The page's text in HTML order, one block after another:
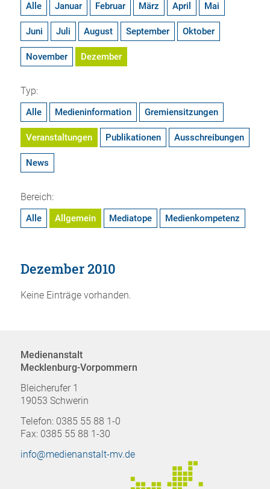
Alle Januar Februar März April Mai
Juni Juli August September Oktober
November Dezember
Typ:
Alle Medieninformation Gremiensitzungen
Veranstaltungen Publikationen Ausschreibungen
News
Bereich:
Alle Allgemein Mediatope Medienkompetenz
Dezember 2010
Keine Einträge vorhanden.
Medienanstalt
Mecklenburg-Vorpommern
Bleicherufer 1
19053 Schwerin
Telefon: 0385 55 88 1-0
Fax: 0385 55 88 1-30
info@medienanstalt-mv.de